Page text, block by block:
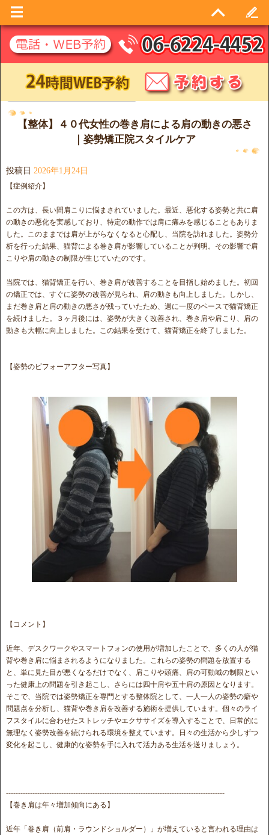
日別アーカイブ: 2026年1月24日
【整体】４０代女性の巻き肩による肩の動きの悪さ
｜姿勢矯正院スタイルケア
投稿日 2026年1月24日
【症例紹介】
この方は、長い間肩こりに悩まされていました。最近、悪化する姿勢と共に肩
の動きの悪化を実感しており、特定の動作では肩に痛みを感じることもありま
した。このままでは肩が上がらなくなると心配し、当院を訪れました。姿勢分
析を行った結果、猫背による巻き肩が影響していることが判明。その影響で肩
こりや肩の動きの制限が生じていたのです。
当院では、猫背矯正を行い、巻き肩が改善することを目指し始めました。初回
の矯正では、すぐに姿勢の改善が見られ、肩の動きも向上しました。しかし、
まだ巻き肩と肩の動きの悪さが残っていたため、週に一度のペースで猫背矯正
を続けました。３ヶ月後には、姿勢が大きく改善され、巻き肩や肩こり、肩の
動きも大幅に向上しました。この結果を受けて、猫背矯正を終了しました。
【姿勢のビフォーアフター写真】
【コメント】
近年、デスクワークやスマートフォンの使用が増加したことで、多くの人が猫
背や巻き肩に悩まされるようになりました。これらの姿勢の問題を放置する
と、単に見た目が悪くなるだけでなく、肩こりや頭痛、肩の可動域の制限とい
った健康上の問題を引き起こし、さらには四十肩や五十肩の原因となります。
そこで、当院では姿勢矯正を専門とする整体院として、一人一人の姿勢の癖や
問題点を分析し、猫背や巻き肩を改善する施術を提供しています。個々のライ
フスタイルに合わせたストレッチやエクササイズを導入することで、日常的に
無理なく姿勢改善を続けられる環境を整えています。日々の生活から少しずつ
変化を起こし、健康的な姿勢を手に入れて活力ある生活を送りましょう。
-------------------------------------------------------------------------------------------
【巻き肩は年々増加傾向にある】
近年「巻き肩（前肩・ラウンドショルダー）」が増えていると言われる理由は